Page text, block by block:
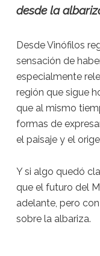
desde la
Desde Vinófilos
sensación de
especialmente
región que sigue
que al mismo
formas de
el paisaje y el
Y si algo quedó
que el futuro del
adelante, pero
sobre la albariza.